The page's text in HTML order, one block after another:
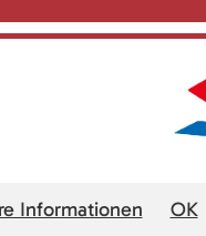
Informationen OK